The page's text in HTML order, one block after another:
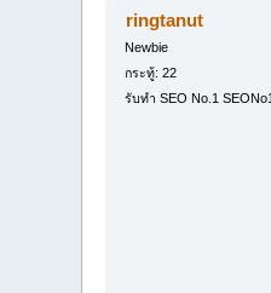
ringtanut
Newbie
กระทู้: 22
รับทำ SEO No.1